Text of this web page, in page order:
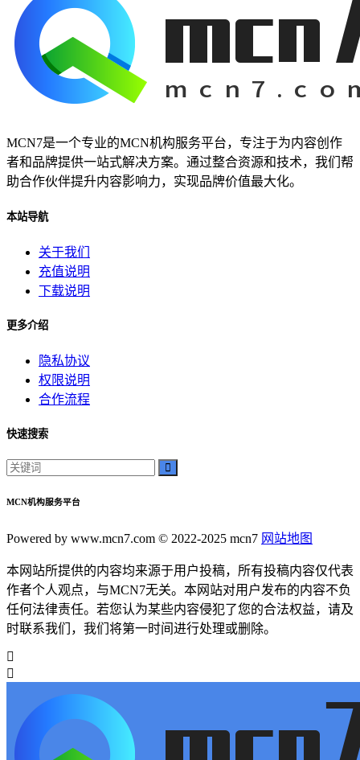
MCN7是一个专业的MCN机构服务平台，专注于为内容创作
者和品牌提供一站式解决方案。通过整合资源和技术，我们帮
助合作伙伴提升内容影响力，实现品牌价值最大化。
本站导航
关于我们
充值说明
下载说明
更多介绍
隐私协议
权限说明
合作流程
快速搜索
MCN机构服务平台
Powered by www.mcn7.com © 2022-2025 mcn7 网站地图
本网站所提供的内容均来源于用户投稿，所有投稿内容仅代表
作者个人观点，与MCN7无关。本网站对用户发布的内容不负
任何法律责任。若您认为某些内容侵犯了您的合法权益，请及
时联系我们，我们将第一时间进行处理或删除。